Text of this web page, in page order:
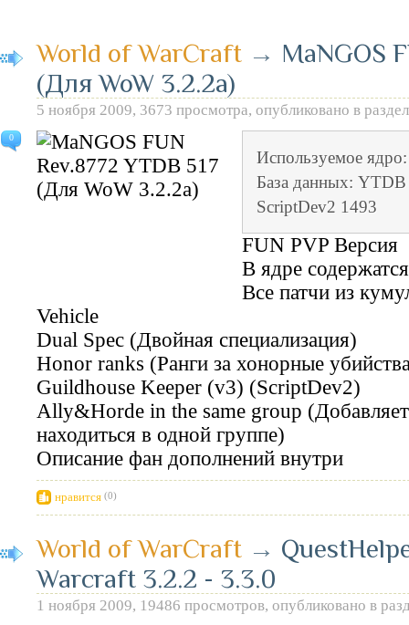
0
World of WarCraft → MaNGOS
(Для WoW 3.2.2a)
5 ноября 2009, 3673 просмотра, опубликовано в
Используемое
База данных:
ScriptDev2 1493
FUN PVP Версия
В ядре
Все патчи из
Vehicle
Dual Spec (Двойная специализация)
Honor ranks (Ранги за хонорные
Guildhouse Keeper (v3) (ScriptDev2)
Ally&Horde in the same group
находиться в одной группе)
Описание фан дополнений внутри
нравится (0)
World of WarCraft →
Warcraft 3.2.2 - 3.3.0
1 ноября 2009, 19486 просмотров, опубликовано в